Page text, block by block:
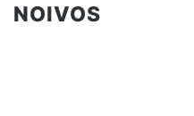
NOIVOS